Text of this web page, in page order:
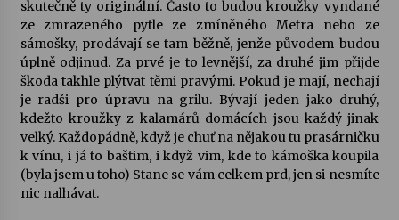
skutečně ty originální. Často to budou kroužky vyndané
ze zmrazeného pytle ze zmíněného Metra nebo ze
sámošky, prodávají se tam běžně, jenže původem budou
úplně odjinud. Za prvé je to levnější, za druhé jim přijde
škoda takhle plýtvat těmi pravými. Pokud je mají, nechají
je radši pro úpravu na grilu. Bývají jeden jako druhý,
kdežto kroužky z kalamárů domácích jsou každý jinak
velký. Každopádně, když je chuť na nějakou tu prasárničku
k vínu, i já to baštim, i když vim, kde to kámoška koupila
(byla jsem u toho) Stane se vám celkem prd, jen si nesmíte
nic nalhávat.